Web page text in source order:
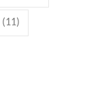
(11)